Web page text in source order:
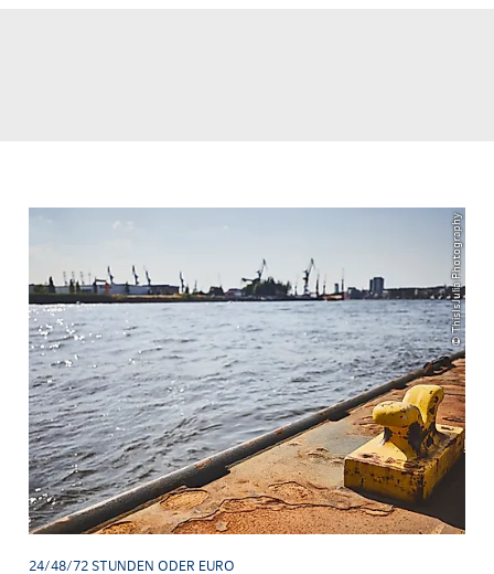
© ThisIsJulia Photography
24/48/72 STUNDEN ODER EURO